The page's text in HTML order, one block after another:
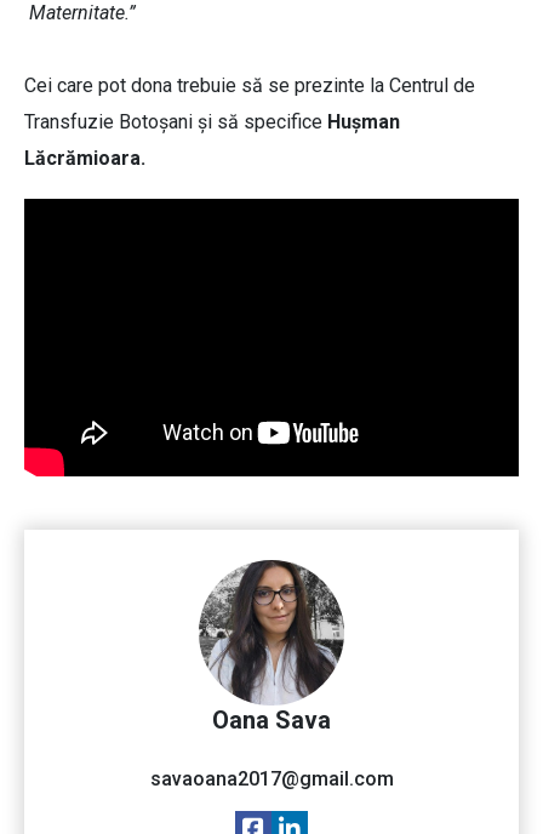
Maternitate.”
Cei care pot dona trebuie să se prezinte la Centrul de
Transfuzie Botoșani și să specifice Hușman
Lăcrămioara.
Oana Sava
savaoana2017@gmail.com